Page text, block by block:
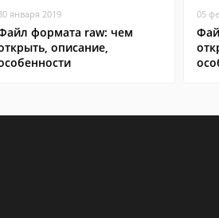
января 2019
формата raw: чем
описание,
05